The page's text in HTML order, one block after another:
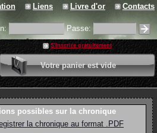
Liens Livre d'or Contacts
Passe:
S'inscrire gratuitement
Votre panier est vide
0 article
Valider votre panier
possibles sur la chronique
la chronique au format .PDF